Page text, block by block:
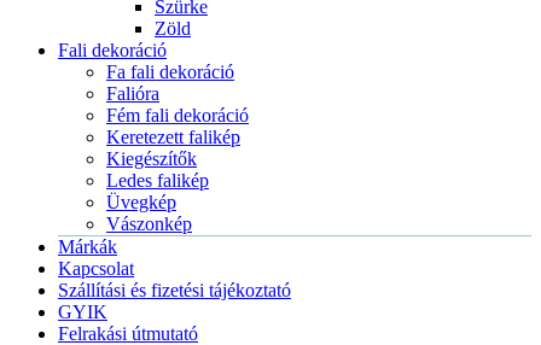
Szürke
Zöld
Fali dekoráció
Fa fali dekoráció
Falióra
Fém fali dekoráció
Keretezett falikép
Kiegészítők
Ledes falikép
Üvegkép
Vászonkép
Márkák
Kapcsolat
Szállítási és fizetési tájékoztató
GYIK
Felrakási útmutató